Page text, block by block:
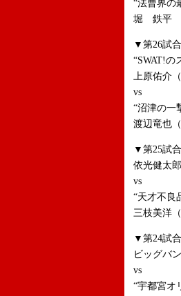
“法曹界
堀 鉄平
▼第26試
“SWAT!の
上原佑介（
vs
“沼津の一
渡辺竜也
▼第25試
依光健太郎
vs
“天才不良
三枝美洋
▼第24試
ビッグバ
vs
“宇都宮オ